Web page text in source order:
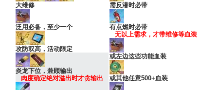
大维修
泛用必备，至少一个
攻防双高，活动限定
炎龙下位，兼顾输出
肉度确定绝对溢出时才贪输出
需反潜时必带
有点燃时必带
无以上需求，才带维修等血装
或左边这些功能血装
或其他任意500+血装